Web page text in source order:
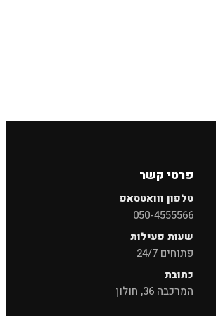
פרטי קשר
טלפון ווואטסאפ
050-4555566
שעות פעילות
פתוחים 24/7
כתובת
המרכבה 36, חולון